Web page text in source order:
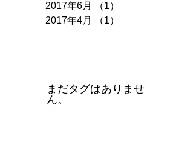
2017年6月
（1）
2017年4月
（1）
まだタグはありませ
ん。